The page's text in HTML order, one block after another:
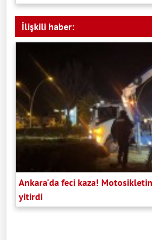
İlişkili haber:
Ankara'da feci kaza! Motosikletin
yitirdi